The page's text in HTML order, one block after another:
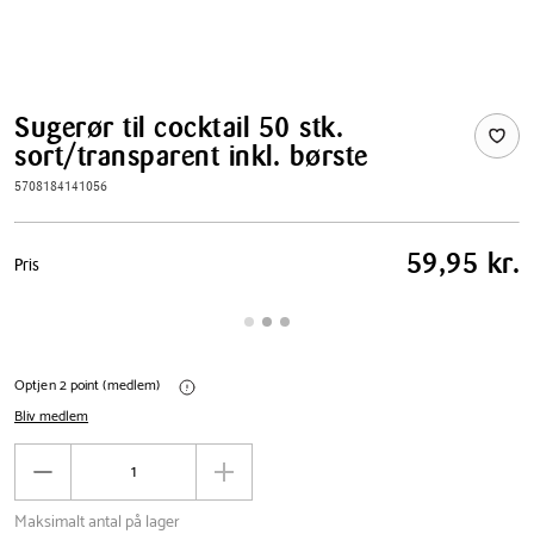
Sugerør til cocktail 50 stk.
sort/transparent inkl. børste
5708184141056
Pris
tabel
Pris 59,95 kr.
Optjen 2 point (medlem)
Bliv medlem
Antal
antal
Øg
Maksimalt antal på lager